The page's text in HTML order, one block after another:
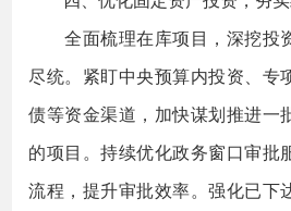
全面梳理在库项目，深挖投
尽统。紧盯中央预算内投资、专
债等资金渠道，加快谋划推进一
的项目。持续优化政务窗口审批
流程，提升审批效率。强化已下